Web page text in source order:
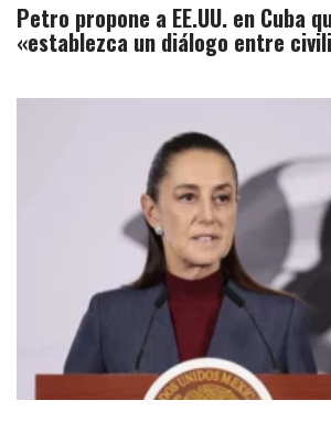
Petro propone a EE.UU. en Cuba
«establezca un diálogo entre